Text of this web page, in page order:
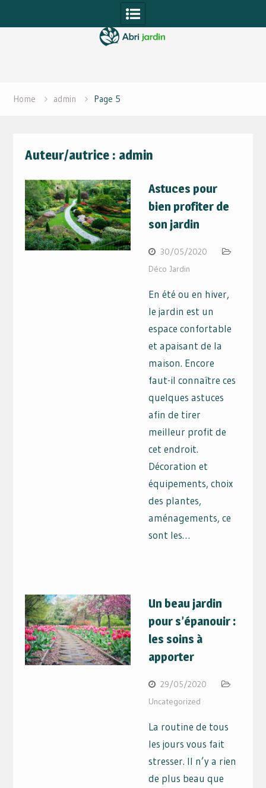
to
Home admin Page 5
Auteur/autrice : admin
Astuces pour
bien profiter de
son jardin
30/05/2020
Déco Jardin
En été ou en hiver,
le jardin est un
espace confortable
et apaisant de la
maison. Encore
faut-il connaître ces
quelques astuces
afin de tirer
meilleur profit de
cet endroit.
Décoration et
équipements, choix
des plantes,
aménagements, ce
sont les…
Un beau jardin
pour s’épanouir :
les soins à
apporter
29/05/2020
Uncategorized
La routine de tous
les jours vous fait
stresser. Il n’y a rien
de plus beau que